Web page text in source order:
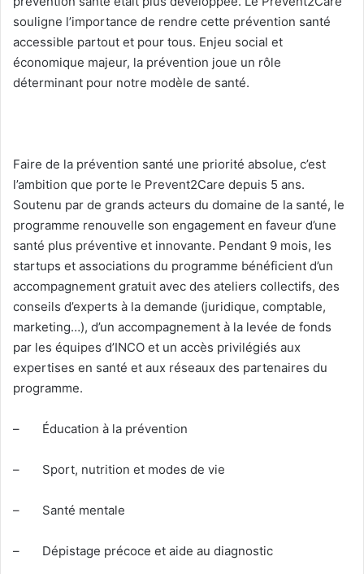
souligne l’importance de rendre cette prévention santé
accessible partout et pour tous. Enjeu social et
économique majeur, la prévention joue un rôle
déterminant pour notre modèle de santé.
Faire de la prévention santé une priorité absolue, c’est
l’ambition que porte le Prevent2Care depuis 5 ans.
Soutenu par de grands acteurs du domaine de la santé, le
programme renouvelle son engagement en faveur d’une
santé plus préventive et innovante. Pendant 9 mois, les
startups et associations du programme bénéficient d’un
accompagnement gratuit avec des ateliers collectifs, des
conseils d’experts à la demande (juridique, comptable,
marketing…), d’un accompagnement à la levée de fonds
par les équipes d’INCO et un accès privilégiés aux
expertises en santé et aux réseaux des partenaires du
programme.
– Éducation à la prévention
– Sport, nutrition et modes de vie
– Santé mentale
– Dépistage précoce et aide au diagnostic